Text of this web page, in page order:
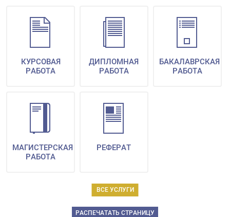
ВСЕ УСЛУГИ
КУРСОВАЯ
РАБОТА
ДИПЛОМНАЯ
РАБОТА
БАКАЛАВРСКАЯ
РАБОТА
МАГИСТЕРСКАЯ
РАБОТА
РЕФЕРАТ
РАСПЕЧАТАТЬ СТРАНИЦУ